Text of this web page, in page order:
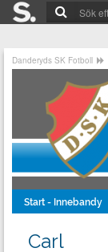
Danderyds SK Fotboll
Start - Innebandy
Carl